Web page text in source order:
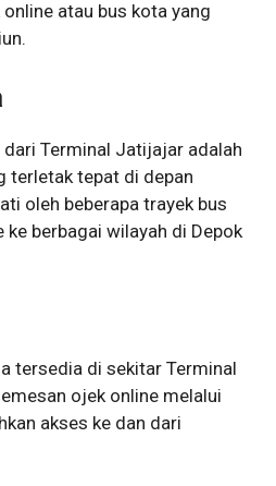
atau bus kota yang
Terminal Jatijajar adalah
terletak tepat di depan
oleh beberapa trayek bus
berbagai wilayah di Depok
tersedia di sekitar Terminal
ojek online melalui
akses ke dan dari